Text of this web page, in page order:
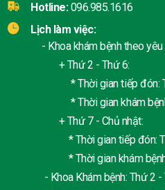
Hotline: 096.985.1616
Lịch làm việc:
- Khoa khám bệnh theo
+ Thứ 2 - Thứ 6:
* Thời gian tiếp đón:
* Thời gian khám
+ Thứ 7 - Chủ nhật:
* Thời gian tiếp đón:
* Thời gian khám
- Khoa Khám bệnh: Thứ 2